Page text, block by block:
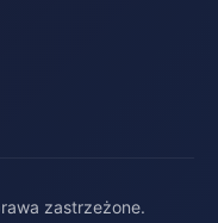
zastrzeżone.